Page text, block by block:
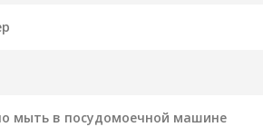
мыть в посудомоечной машине